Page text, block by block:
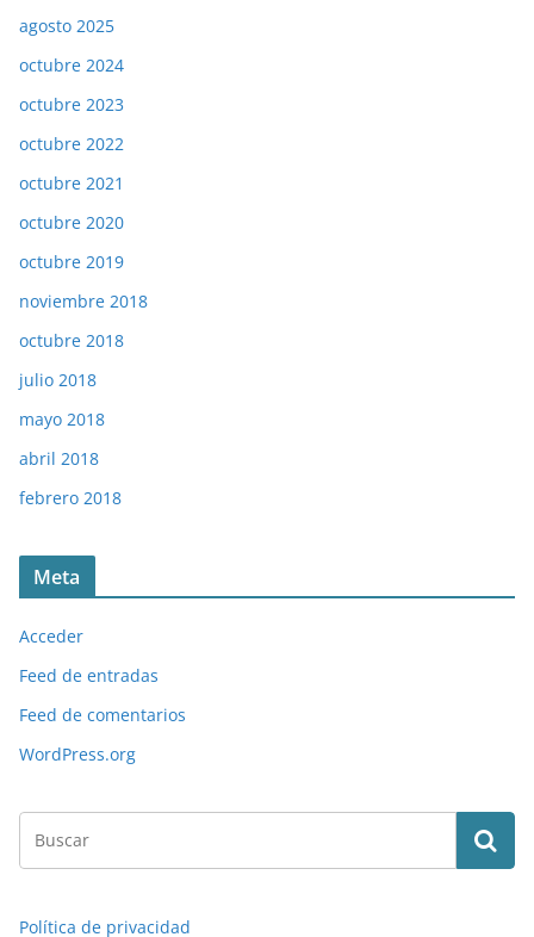
agosto 2025
octubre 2024
octubre 2023
octubre 2022
octubre 2021
octubre 2020
octubre 2019
noviembre 2018
octubre 2018
julio 2018
mayo 2018
abril 2018
febrero 2018
Meta
Acceder
Feed de entradas
Feed de comentarios
WordPress.org
Política de privacidad